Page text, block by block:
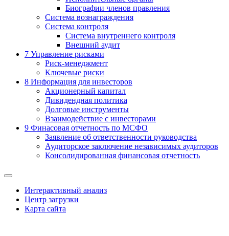
Биографии членов правления
Система вознаграждения
Система контроля
Система внутреннего контроля
Внешний аудит
7 Управление рисками
Риск-менеджмент
Ключевые риски
8 Информация для инвесторов
Акционерный капитал
Дивидендная политика
Долговые инструменты
Взаимодействие с инвеcторами
9 Финасовая отчетность по МСФО
Заявление об ответственности руководства
Аудиторское заключение независимых аудиторов
Консолидированная финансовая отчетность
Интерактивный анализ
Центр загрузки
Карта сайта